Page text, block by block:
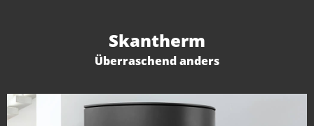
Skantherm
Überraschend anders